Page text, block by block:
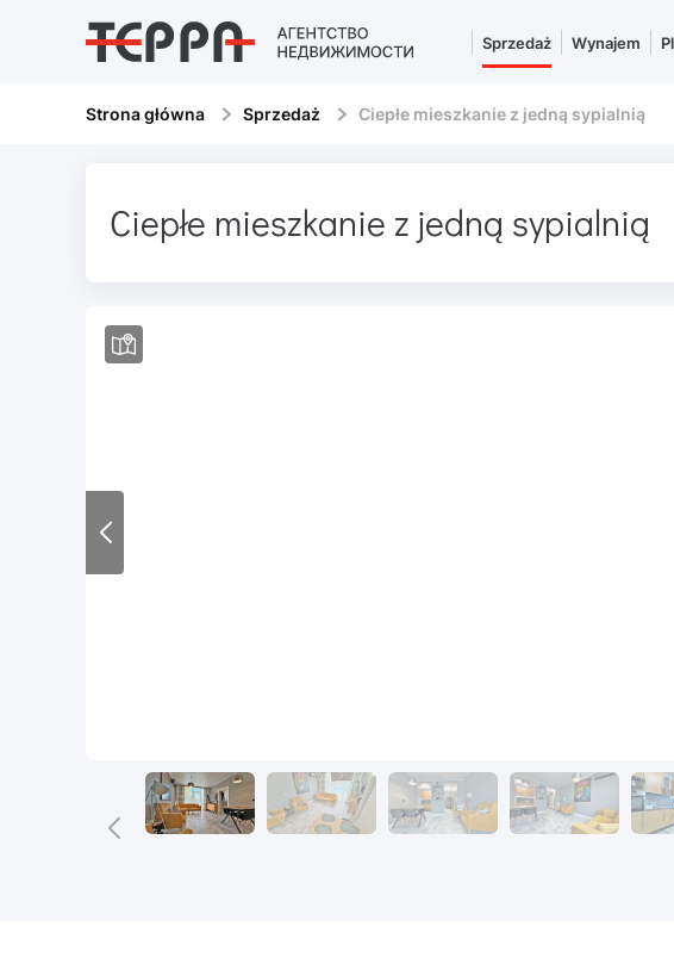
Sprzedaż Wynajem
Strona główna Sprzedaż Ciepłe mieszkanie z jedną sypialnią
Ciepłe mieszkanie z jedną sypialnią